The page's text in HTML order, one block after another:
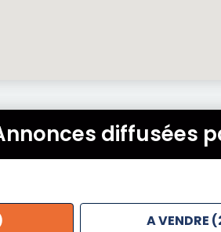
diffusées
A VENDRE